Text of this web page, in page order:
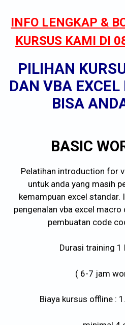
INFO LENGKAP &
KURSUS KAMI DI
PILIHAN
DAN VBA EXCEL
BISA
BASIC
Pelatihan introduction for
untuk anda yang masih
kemampuan excel standar.
pengenalan vba excel
pembuatan code
Durasi training 1
( 6-7 jam
Biaya kursus offline :